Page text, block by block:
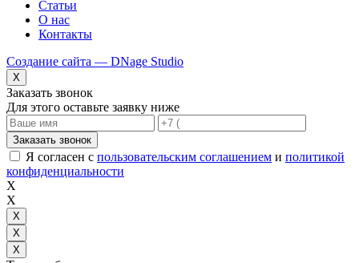
Статьи
О нас
Контакты
Создание сайта — DNage Studio
X
Заказать звонок
Для этого оставьте заявку ниже
Заказать звонок
Я согласен с пользовательским соглашением и политикой
конфиденциальности
X
X
X
X
X